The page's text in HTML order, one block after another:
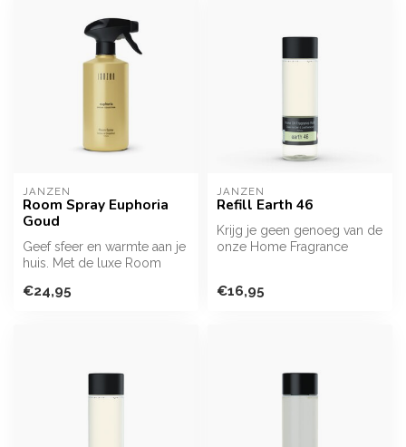
JANZEN
Room Spray Euphoria
Goud
Geef sfeer en warmte aan je
huis. Met de luxe Room
v...
€24,95
JANZEN
Refill Earth 46
Krijg je geen genoeg van de
onze Home Fragrance
€16,95